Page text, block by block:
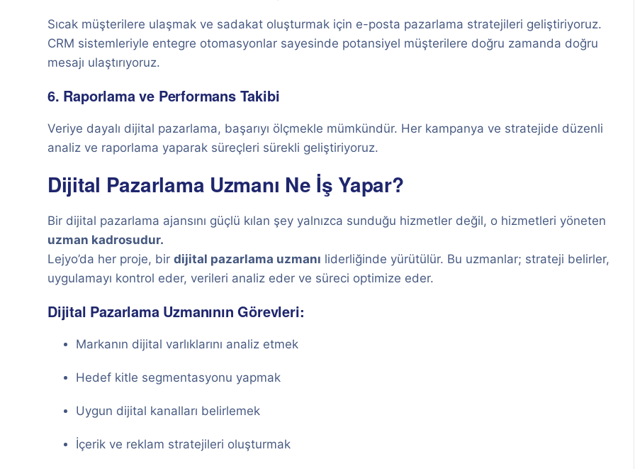
Sıcak müşterilere ulaşmak ve sadakat oluşturmak için e-posta pazarlama stratejileri geliştiriyoruz.
CRM sistemleriyle entegre otomasyonlar sayesinde potansiyel müşterilere doğru zamanda doğru
mesajı ulaştırıyoruz.
6. Raporlama ve Performans Takibi
Veriye dayalı dijital pazarlama, başarıyı ölçmekle mümkündür. Her kampanya ve stratejide düzenli
analiz ve raporlama yaparak süreçleri sürekli geliştiriyoruz.
Dijital Pazarlama Uzmanı Ne İş Yapar?
Bir dijital pazarlama ajansını güçlü kılan şey yalnızca sunduğu hizmetler değil, o hizmetleri yöneten
uzman kadrosudur.
Lejyo’da her proje, bir dijital pazarlama uzmanı liderliğinde yürütülür. Bu uzmanlar; strateji belirler,
uygulamayı kontrol eder, verileri analiz eder ve süreci optimize eder.
Dijital Pazarlama Uzmanının Görevleri:
Markanın dijital varlıklarını analiz etmek
Hedef kitle segmentasyonu yapmak
Uygun dijital kanalları belirlemek
İçerik ve reklam stratejileri oluşturmak